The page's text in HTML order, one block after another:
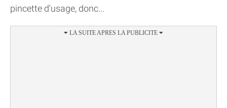
pincette d'usage, donc...